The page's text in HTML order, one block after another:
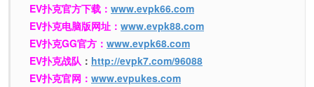
EV扑克官方下载： www.evpk66.com
EV扑克电脑版网址： www.evpk88.com
EV扑克GG官方： www.evpk68.com
EV扑克战队 ： http://evpk7.com/96088
EV扑克官网： www.evpukes.com